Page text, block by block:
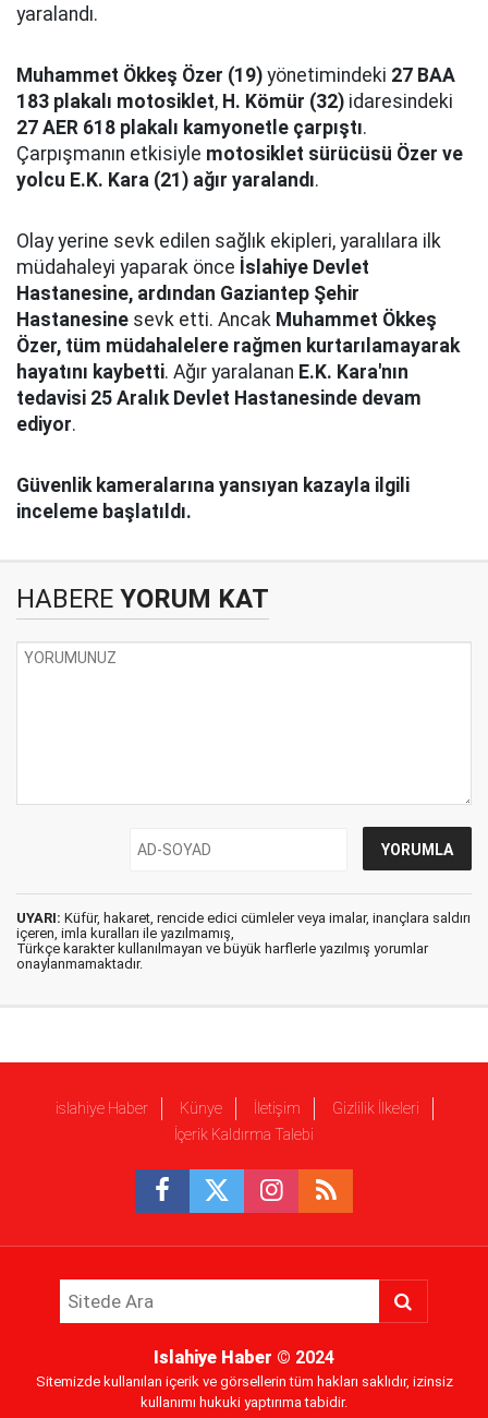
yaralandı.
Muhammet Ökkeş Özer (19) yönetimindeki 27 BAA
183 plakalı motosiklet, H. Kömür (32) idaresindeki
27 AER 618 plakalı kamyonetle çarpıştı.
Çarpışmanın etkisiyle motosiklet sürücüsü Özer ve
yolcu E.K. Kara (21) ağır yaralandı.
Olay yerine sevk edilen sağlık ekipleri, yaralılara ilk
müdahaleyi yaparak önce İslahiye Devlet
Hastanesine, ardından Gaziantep Şehir
Hastanesine sevk etti. Ancak Muhammet Ökkeş
Özer, tüm müdahalelere rağmen kurtarılamayarak
hayatını kaybetti. Ağır yaralanan E.K. Kara'nın
tedavisi 25 Aralık Devlet Hastanesinde devam
ediyor.
Güvenlik kameralarına yansıyan kazayla ilgili
inceleme başlatıldı.
HABERE YORUM KAT
UYARI: Küfür, hakaret, rencide edici cümleler veya imalar, inançlara saldırı
içeren, imla kuralları ile yazılmamış,
Türkçe karakter kullanılmayan ve büyük harflerle yazılmış yorumlar
onaylanmamaktadır.
islahiye Haber Künye İletişim
Gizlilik İlkeleri
İçerik Kaldırma Talebi
Islahiye Haber © 2024
Sitemizde kullanılan içerik ve görsellerin tüm hakları saklıdır, izinsiz
kullanımı hukuki yaptırıma tabidir.